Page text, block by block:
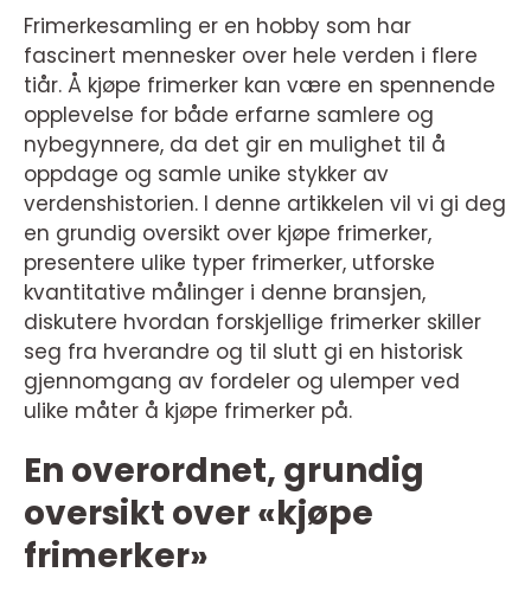
Frimerkesamling er en hobby som har
fascinert mennesker over hele verden i flere
tiår. Å kjøpe frimerker kan være en spennende
opplevelse for både erfarne samlere og
nybegynnere, da det gir en mulighet til å
oppdage og samle unike stykker av
verdenshistorien. I denne artikkelen vil vi gi deg
en grundig oversikt over kjøpe frimerker,
presentere ulike typer frimerker, utforske
kvantitative målinger i denne bransjen,
diskutere hvordan forskjellige frimerker skiller
seg fra hverandre og til slutt gi en historisk
gjennomgang av fordeler og ulemper ved
ulike måter å kjøpe frimerker på.
En overordnet, grundig
oversikt over «kjøpe
frimerker»